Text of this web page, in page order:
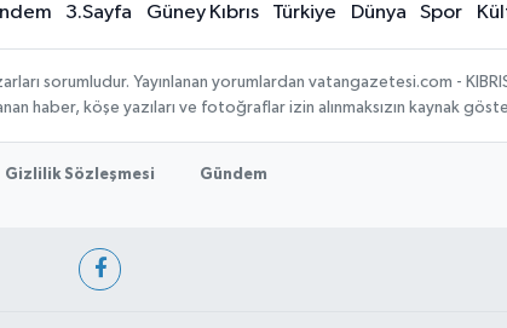
3.Sayfa Güney Kıbrıs Türkiye Dünya Spor
sorumludur. Yayınlanan yorumlardan vatangazetesi.com -
haber, köşe yazıları ve fotoğraflar izin alınmaksızın kaynak
Gizlilik Sözleşmesi Gündem